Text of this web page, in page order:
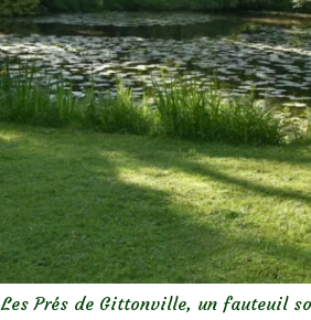
Les Prés de Gittonville, un fauteuil